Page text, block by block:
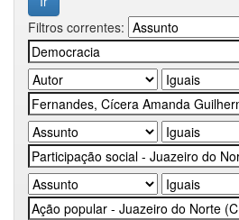
Filtros correntes: